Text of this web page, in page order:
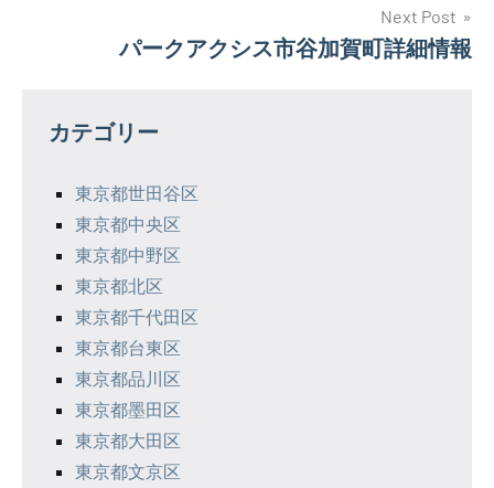
ー
Next Post
パークアクシス市谷加賀町詳細情報
カテゴリー
東京都世田谷区
東京都中央区
東京都中野区
東京都北区
東京都千代田区
東京都台東区
東京都品川区
東京都墨田区
東京都大田区
東京都文京区